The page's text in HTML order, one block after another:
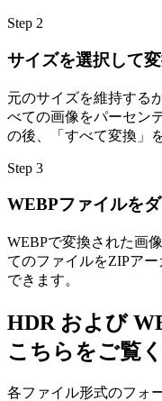
Step 2
サイズを選択して
元のサイズを維持する
べての画像をパーセン
の後、「すべて変換」
Step 3
WEBPファイルを
WEBPで変換された画
てのファイルをZIPア
できます。
HDR および
こちらをご覧
各ファイル形式のフォ